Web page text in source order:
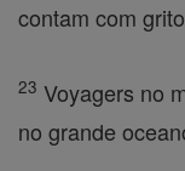
contam com
23 Voyagers no
no grande